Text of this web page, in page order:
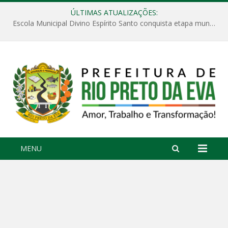
ÚLTIMAS ATUALIZAÇÕES:
Escola Municipal Divino Espírito Santo conquista etapa municipal da V Feira Amazonense de Matemática
MENU